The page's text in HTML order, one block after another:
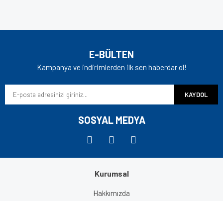
Ürün resmi kalitesiz, bozuk veya görüntülenemiyor.
Ürün açıklamasında eksik bilgiler bulunuyor.
Ürün fiyatı diğer sitelerden daha pahalı.
E-BÜLTEN
Kampanya ve indirimlerden ilk sen haberdar ol!
KAYDOL
SOSYAL MEDYA
Kurumsal
Hakkımızda